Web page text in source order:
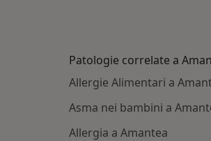
Patologie correlate a
Allergie Alimentari a
Asma nei bambini a
Allergia a Amantea